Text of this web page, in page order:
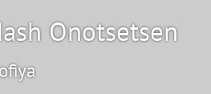
Onotsetsen